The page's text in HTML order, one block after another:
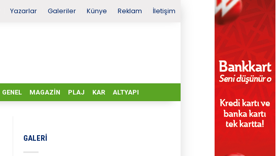
Yazarlar Galeriler Künye Reklam İletişim
GENEL MAGAZIN PLAJ KAR ALTYAPI
GALERI